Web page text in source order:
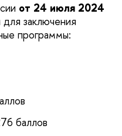
от 24 июля 2024
заключения
программы:
баллов